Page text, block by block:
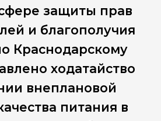
защиты прав
и благополучия
Краснодарскому
ходатайство
внеплановой
питания в